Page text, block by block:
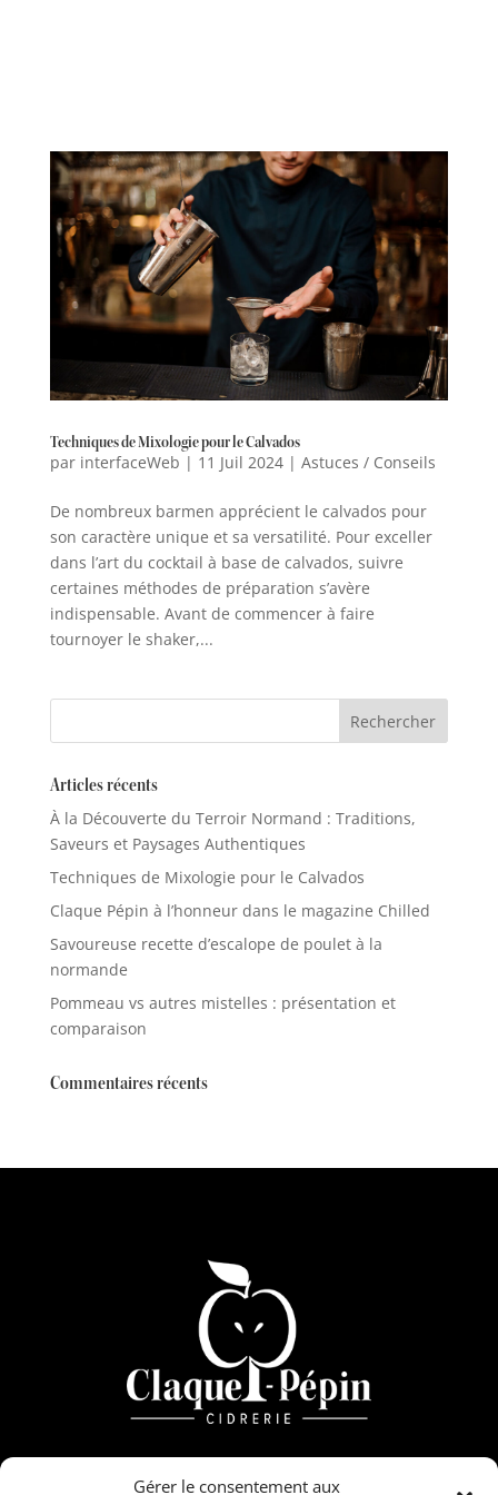
Gérer le consentement aux
Techniques de Mixologie pour le Calvados
par interfaceWeb | 11 Juil 2024| Astuces / Conseils
De nombreux barmen apprécient le calvados pour
son caractère unique et sa versatilité. Pour exceller
dans l’art du cocktail à base de calvados, suivre
certaines méthodes de préparation s’avère
indispensable. Avant de commencer à faire
tournoyer le shaker,...
Articles récents
À la Découverte du Terroir Normand : Traditions,
Saveurs et Paysages Authentiques
Techniques de Mixologie pour le Calvados
Claque Pépin à l’honneur dans le magazine Chilled
Savoureuse recette d’escalope de poulet à la
normande
Pommeau vs autres mistelles : présentation et
comparaison
Commentaires récents